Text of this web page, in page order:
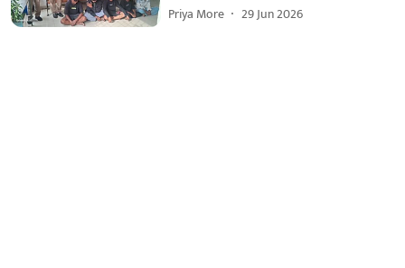
Priya More 29 Jun 2026